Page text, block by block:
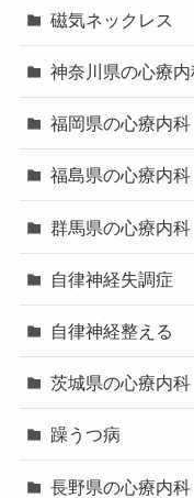
磁気ネックレス
神奈川県の心療
福岡県の心療内科
福島県の心療内科
群馬県の心療内科
自律神経失調症
自律神経整える
茨城県の心療内科
躁うつ病
長野県の心療内科